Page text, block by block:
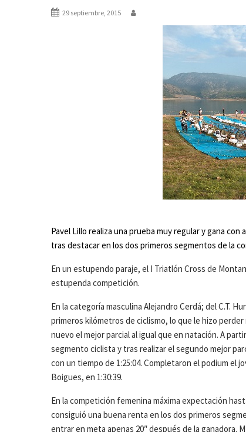
29 septiembre, 2015
Pavel Lillo realiza una prueba muy regular y gana
tras destacar en los dos primeros segmentos de la
En un estupendo paraje, el I Triatlón Cross de
estupenda competición.
En la categoría masculina Alejandro Cerdá; del C.T.
primeros kilómetros de ciclismo, lo que le hizo
nuevo el mejor parcial al igual que en natación. A
segmento ciclista y tras realizar el segundo mejor
con un tiempo de 1:25:04. Completaron el podium el
Boigues, en 1:30:39.
En la competición femenina máxima expectación
consiguió una buena renta en los dos primeros
entrar en meta apenas 20″ después de la ganadora.